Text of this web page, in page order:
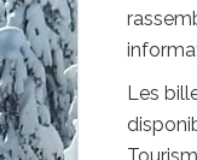
Les